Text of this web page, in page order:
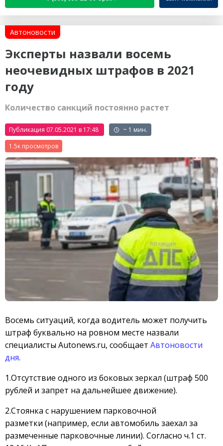
Автоновости
Эксперты назвали восемь
неочевидных штрафов в 2021
году
Количество санкций постоянно растет
Публикация 07.05.2021 в 17:48
~ 1 мин.
1.5к
Восемь ситуаций, когда водитель может получить
штраф буквально на ровном месте назвали
специалисты Autonews.ru, сообщает Автоновости
дня.
1.Отсутствие одного из боковых зеркал (штраф 500
рублей и запрет на дальнейшее движение).
2.Стоянка с нарушением парковочной
разметки (например, если автомобиль заехал за
размеченные парковочные линии). Согласно ч.1 ст.